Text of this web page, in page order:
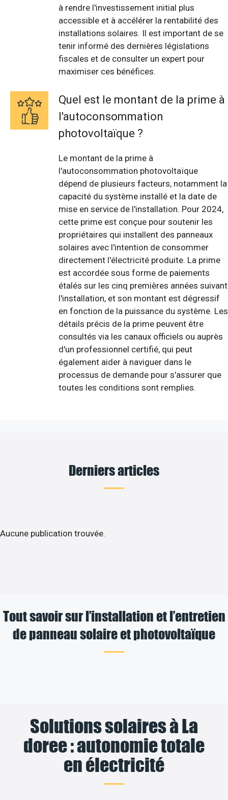
à rendre l'investissement initial plus
accessible et à accélérer la rentabilité des
installations solaires. Il est important de se
tenir informé des dernières législations
fiscales et de consulter un expert pour
maximiser ces bénéfices.
Quel est le montant de la prime à
l'autoconsommation
photovoltaïque ?
Le montant de la prime à
l'autoconsommation photovoltaïque
dépend de plusieurs facteurs, notamment la
capacité du système installé et la date de
mise en service de l'installation. Pour 2024,
cette prime est conçue pour soutenir les
propriétaires qui installent des panneaux
solaires avec l'intention de consommer
directement l'électricité produite. La prime
est accordée sous forme de paiements
étalés sur les cinq premières années suivant
l'installation, et son montant est dégressif
en fonction de la puissance du système. Les
détails précis de la prime peuvent être
consultés via les canaux officiels ou auprès
d'un professionnel certifié, qui peut
également aider à naviguer dans le
processus de demande pour s'assurer que
toutes les conditions sont remplies.
Derniers articles
Aucune publication trouvée.
Tout savoir sur l’installation et l’entretien
de panneau solaire et photovoltaïque
Solutions solaires à La
doree : autonomie totale
en électricité